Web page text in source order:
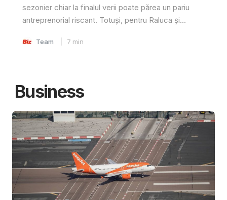
sezonier chiar la finalul verii poate părea un pariu
antreprenorial riscant. Totuși, pentru Raluca și...
Team 7 min
Business